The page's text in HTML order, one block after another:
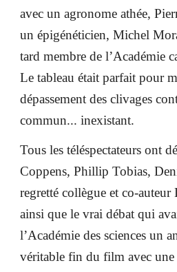
avec un agronome athée,
un épigénéticien, Michel
tard membre de l’Académie
Le tableau était parfait pour
dépassement des clivages
commun... inexistant.
Tous les téléspectateurs ont
Coppens, Phillip Tobias,
regretté collègue et co-
ainsi que le vrai débat qui
l’Académie des sciences un
véritable fin du film avec une